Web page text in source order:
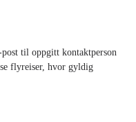
til oppgitt kontaktperson
flyreiser, hvor gyldig